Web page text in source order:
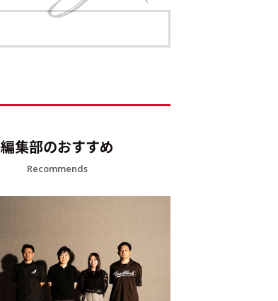
編集部のおすすめ
Recommends